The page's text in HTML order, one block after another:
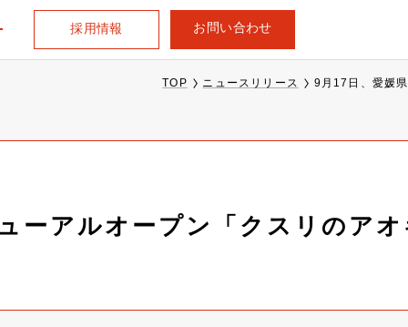
採用情報 お問い合わせ
TOP ニュースリリース 9月17日、愛媛
ーアルオープン「クスリのア